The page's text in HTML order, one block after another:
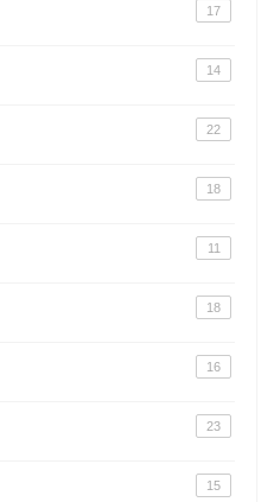
17
14
22
18
11
18
16
23
15